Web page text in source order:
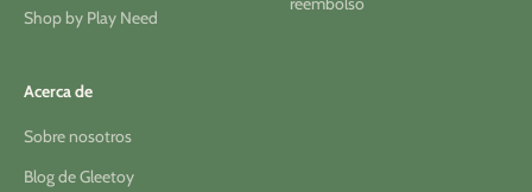
Shop by Play Need
Acerca de
Sobre nosotros
Blog de Gleetoy